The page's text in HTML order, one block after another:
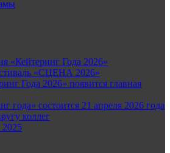
«Кейтеринг Года 2026»
«СЦЕНА 2026»
Года 2026» появится главная
года» состоится 21 апреля 2026 года
коллег
2025